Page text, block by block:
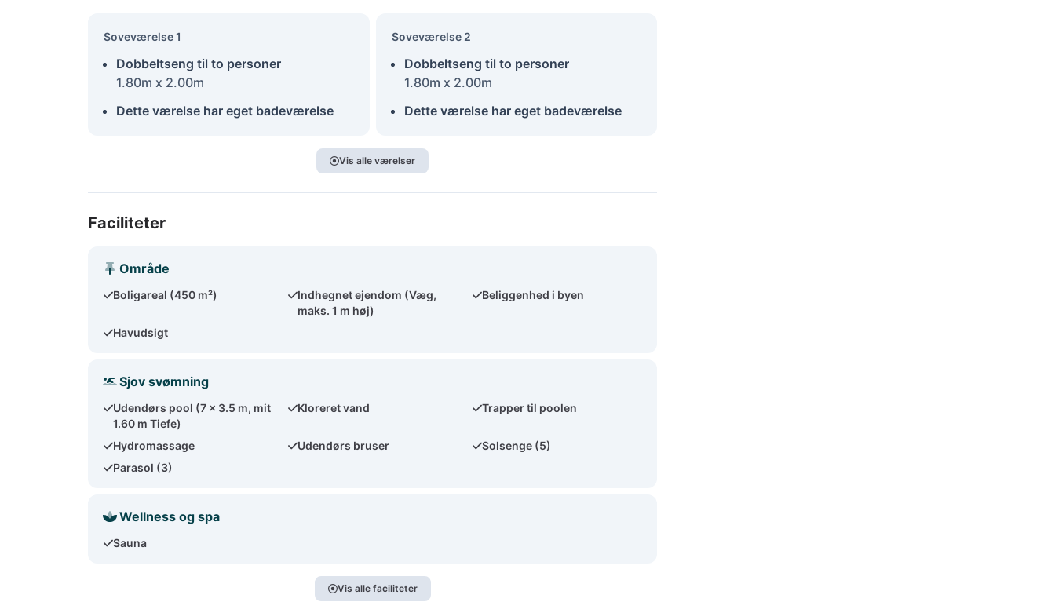
Soveværelse 1
Dobbeltseng til to personer
1.80m x 2.00m
Dette værelse har eget badeværelse
Soveværelse 2
Dobbeltseng til to personer
1.80m x 2.00m
Dette værelse har eget badeværelse
Vis alle værelser
Faciliteter
Område
Boligareal (450 m²)
Indhegnet ejendom (Væg,
maks. 1 m høj)
Beliggenhed i byen
Havudsigt
Sjov svømning
Udendørs pool (7 x 3.5 m, mit
1.60 m Tiefe)
Kloreret vand Trapper til poolen
Hydromassage Udendørs bruser
Solsenge (5)
Parasol (3)
Wellness og spa
Sauna
Vis alle faciliteter